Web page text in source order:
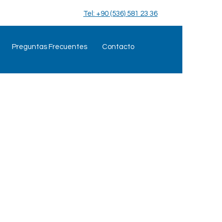
Tel: +90 (536) 581 23 36
Preguntas Frecuentes Contacto